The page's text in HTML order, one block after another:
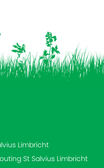
Limbricht
St Salvius Limbricht